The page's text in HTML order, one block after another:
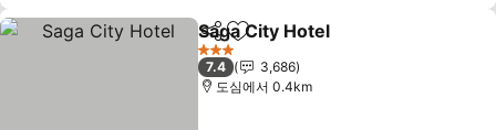
공유 즐겨찾기에 추가
Saga City Hotel
3 성급
7.4
3,686
도심에서 0.4km